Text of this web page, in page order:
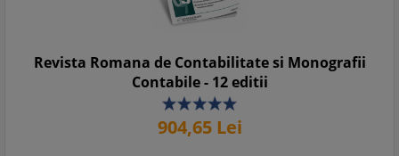
Revista Romana de Contabilitate si Monografii
Contabile - 12 editii
904,65Lei